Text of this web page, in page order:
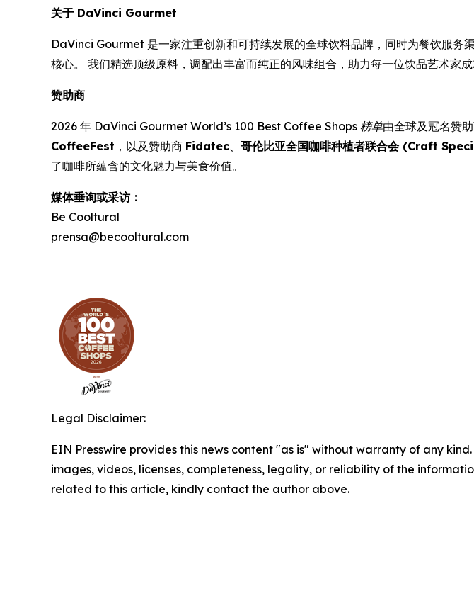
关于 DaVinci Gourmet
DaVinci Gourmet 是一家注重创新和可持续发展的全球饮料品牌，同时为餐饮服
核心。 我们精选顶级原料，调配出丰富而纯正的风味组合，助力每一位饮品艺术家成
赞助商
2026 年 DaVinci Gourmet World’s 100 Best Coffee Shops 榜单由全球及冠名赞
CoffeeFest ，以及赞助商 Fidatec、 哥伦比亚全国咖啡种植者联合会 (Craft
了咖啡所蕴含的文化魅力与美食价值。
媒体垂询或采访：
Be Cooltural
prensa@becooltural.com
Legal Disclaimer:
EIN Presswire provides this news content "as is" without warranty of any
images, videos, licenses, completeness, legality, or reliability of the
related to this article, kindly contact the author above.